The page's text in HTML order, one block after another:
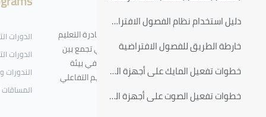
دليل استخدام نظام الفصول الافتراضية
خارطة الطريق للفصول الافتراضية
خطوات تفعيل المايك على أجهزة الماك وأجهزة الذكية أبل
خطوات تفعيل الصوت على أجهزة الماك وأجهزة الذكية أبل
منصة التدريب الإلكتروني - أحد مبادرة التعليم
الإلكتروني بجامعة الطائف - والتي تجمع بين
التعلم الرقمي الذاتي والافتراضي في بيئة
متكاملة مبنية على أساليب التعليم التفاعلي
وتقنيات الألعاب التحفيزية
الدورات
الدورات
الندورات